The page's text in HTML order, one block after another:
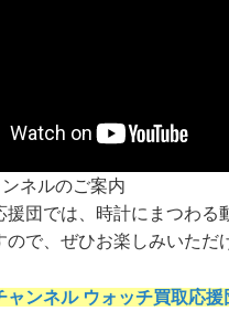
ネルのご案内
援団では、時計にまつわ
ので、ぜひお楽しみいただ
ンネル ウォッチ買取応援